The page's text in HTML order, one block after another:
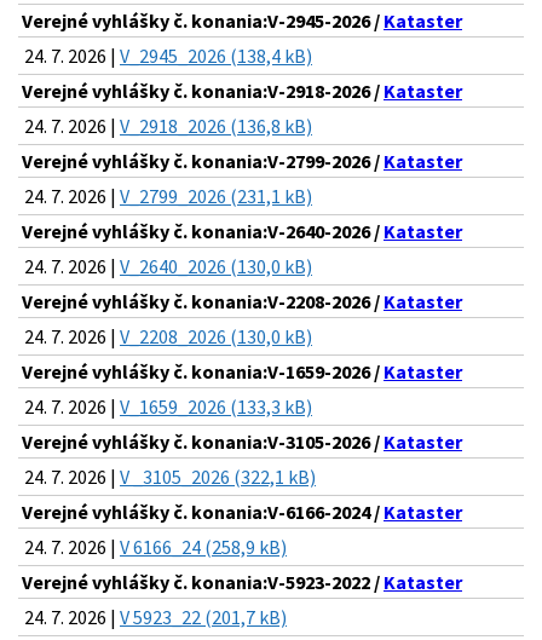
Verejné vyhlášky č. konania:V-2945-2026 / Kataster
24. 7. 2026 | V_2945_2026 (138,4 kB)
Verejné vyhlášky č. konania:V-2918-2026 / Kataster
24. 7. 2026 | V_2918_2026 (136,8 kB)
Verejné vyhlášky č. konania:V-2799-2026 / Kataster
24. 7. 2026 | V_2799_2026 (231,1 kB)
Verejné vyhlášky č. konania:V-2640-2026 / Kataster
24. 7. 2026 | V_2640_2026 (130,0 kB)
Verejné vyhlášky č. konania:V-2208-2026 / Kataster
24. 7. 2026 | V_2208_2026 (130,0 kB)
Verejné vyhlášky č. konania:V-1659-2026 / Kataster
24. 7. 2026 | V_1659_2026 (133,3 kB)
Verejné vyhlášky č. konania:V-3105-2026 / Kataster
24. 7. 2026 | V _3105_2026 (322,1 kB)
Verejné vyhlášky č. konania:V-6166-2024 / Kataster
24. 7. 2026 | V 6166_24 (258,9 kB)
Verejné vyhlášky č. konania:V-5923-2022 / Kataster
24. 7. 2026 | V 5923_22 (201,7 kB)